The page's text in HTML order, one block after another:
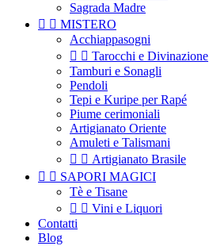
Sagrada Madre
  MISTERO
Acchiappasogni
  Tarocchi e Divinazione
Tamburi e Sonagli
Pendoli
Tepi e Kuripe per Rapé
Piume cerimoniali
Artigianato Oriente
Amuleti e Talismani
  Artigianato Brasile
  SAPORI MAGICI
Tè e Tisane
  Vini e Liquori
Contatti
Blog